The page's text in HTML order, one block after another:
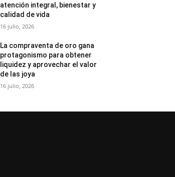
atención integral, bienestar y
calidad de vida
16 julio, 2026
La compraventa de oro gana
protagonismo para obtener
liquidez y aprovechar el valor
de las joya
16 julio, 2026